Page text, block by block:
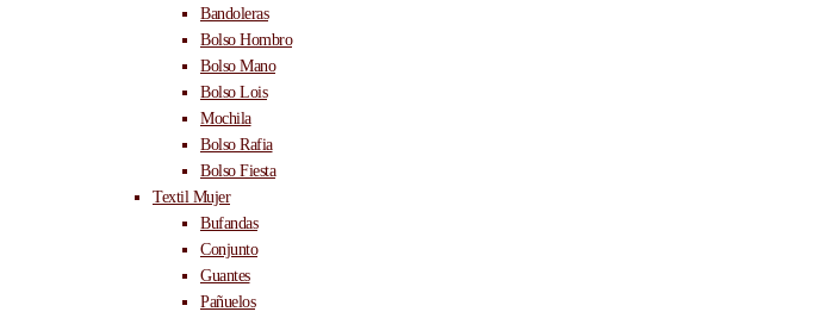
Bandoleras
Bolso Hombro
Bolso Mano
Bolso Lois
Mochila
Bolso Rafia
Bolso Fiesta
Textil Mujer
Bufandas
Conjunto
Guantes
Pañuelos